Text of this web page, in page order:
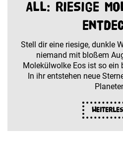
All: Riesige
Stell dir eine riesige, dunkle
niemand mit bloßem
Molekülwolke Eos ist so ein
In ihr entstehen neue